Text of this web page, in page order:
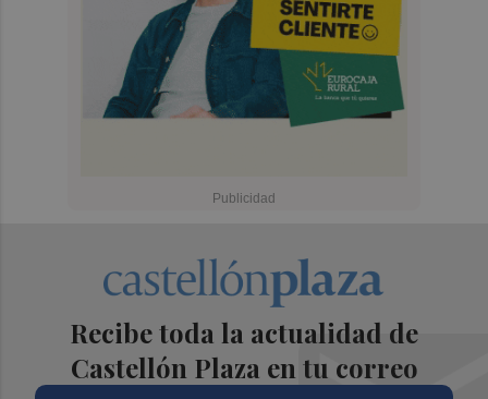
Recibe toda la actualidad de
Castellón Plaza en tu correo